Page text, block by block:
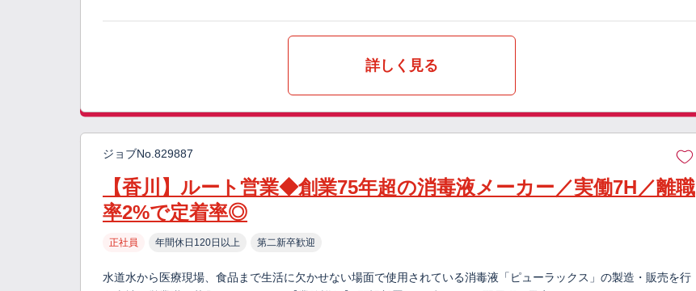
詳しく見る
ジョブNo.829887
【香川】ルート営業◆創業75年超の消毒液メーカー／実働7H／離職
率2%で定着率◎
正社員 年間休日120日以上 第二新卒歓迎
水道水から医療現場、食品まで生活に欠かせない場面で使用されている消毒液「ピューラックス」の製造・販売を行